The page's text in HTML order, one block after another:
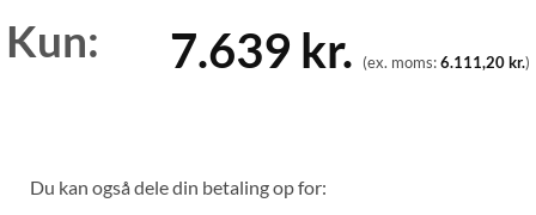
Kun: 7.639 kr. (ex. moms:6.111,20kr.)
Du kan også dele din betaling op for: